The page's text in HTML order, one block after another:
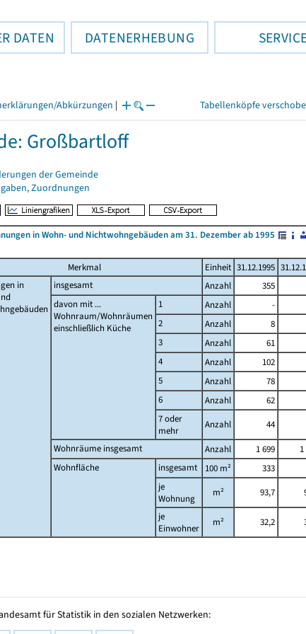
DATEN DATENERHEBUNG
Abkürzungen | Tabellenköpfe
Großbartloff
der Gemeinde
Zuordnungen
in Wohn- und Nichtwohngebäuden am 31. Dezember ab 1995
Merkmal Einheit 31.12.1995
in
insgesamt Anzahl 355
davon mit ...
Wohnraum/Wohnräumen
einschließlich Küche
1 Anzahl -
2
Anzahl 8
3
Anzahl 61
4
Anzahl 102
5
Anzahl 78
6
Anzahl 62
7 oder
mehr
Anzahl 44
Wohnräume insgesamt
Anzahl 1 699
Wohnfläche
insgesamt 100 m² 333
je
Wohnung
m² 93,7
je
Einwohner
m² 32,2
für Statistik in den sozialen Netzwerken: